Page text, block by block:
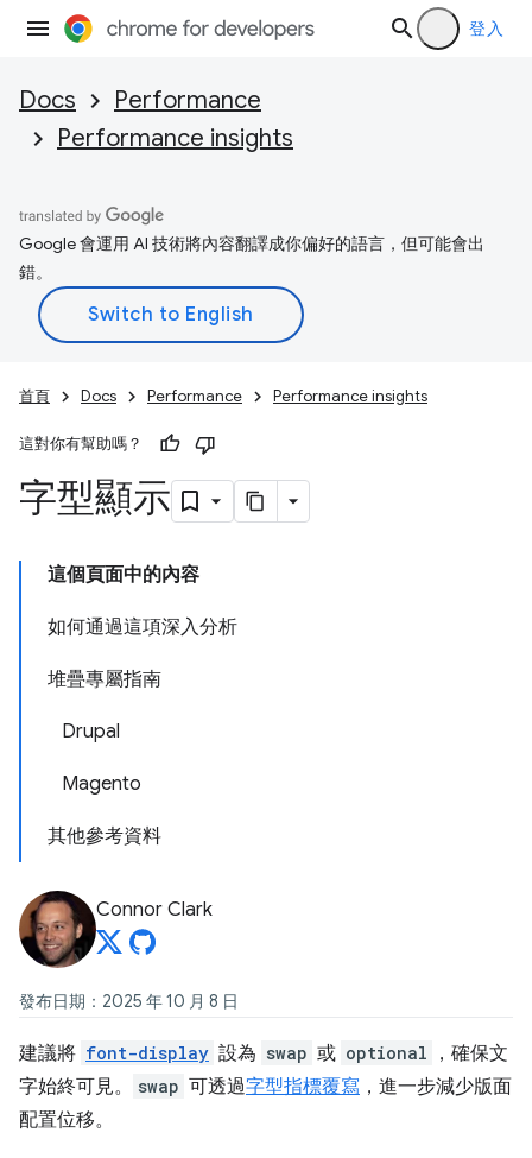
登入
Docs
Performance
Performance insights
Google 會運用 AI 技術將內容翻譯成你偏好的語言，但可能會出
錯。
首頁 Docs Performance Performance insights
這對你有幫助嗎？
字型顯示
這個頁面中的內容
如何通過這項深入分析
堆疊專屬指南
Drupal
Magento
其他參考資料
Connor Clark
發布日期：2025 年 10 月 8 日
建議將 font-display 設為 swap 或 optional
，確保文
字始終可見。
swap 可透過字型指標覆寫 ，進一步減少版面
配置位移。